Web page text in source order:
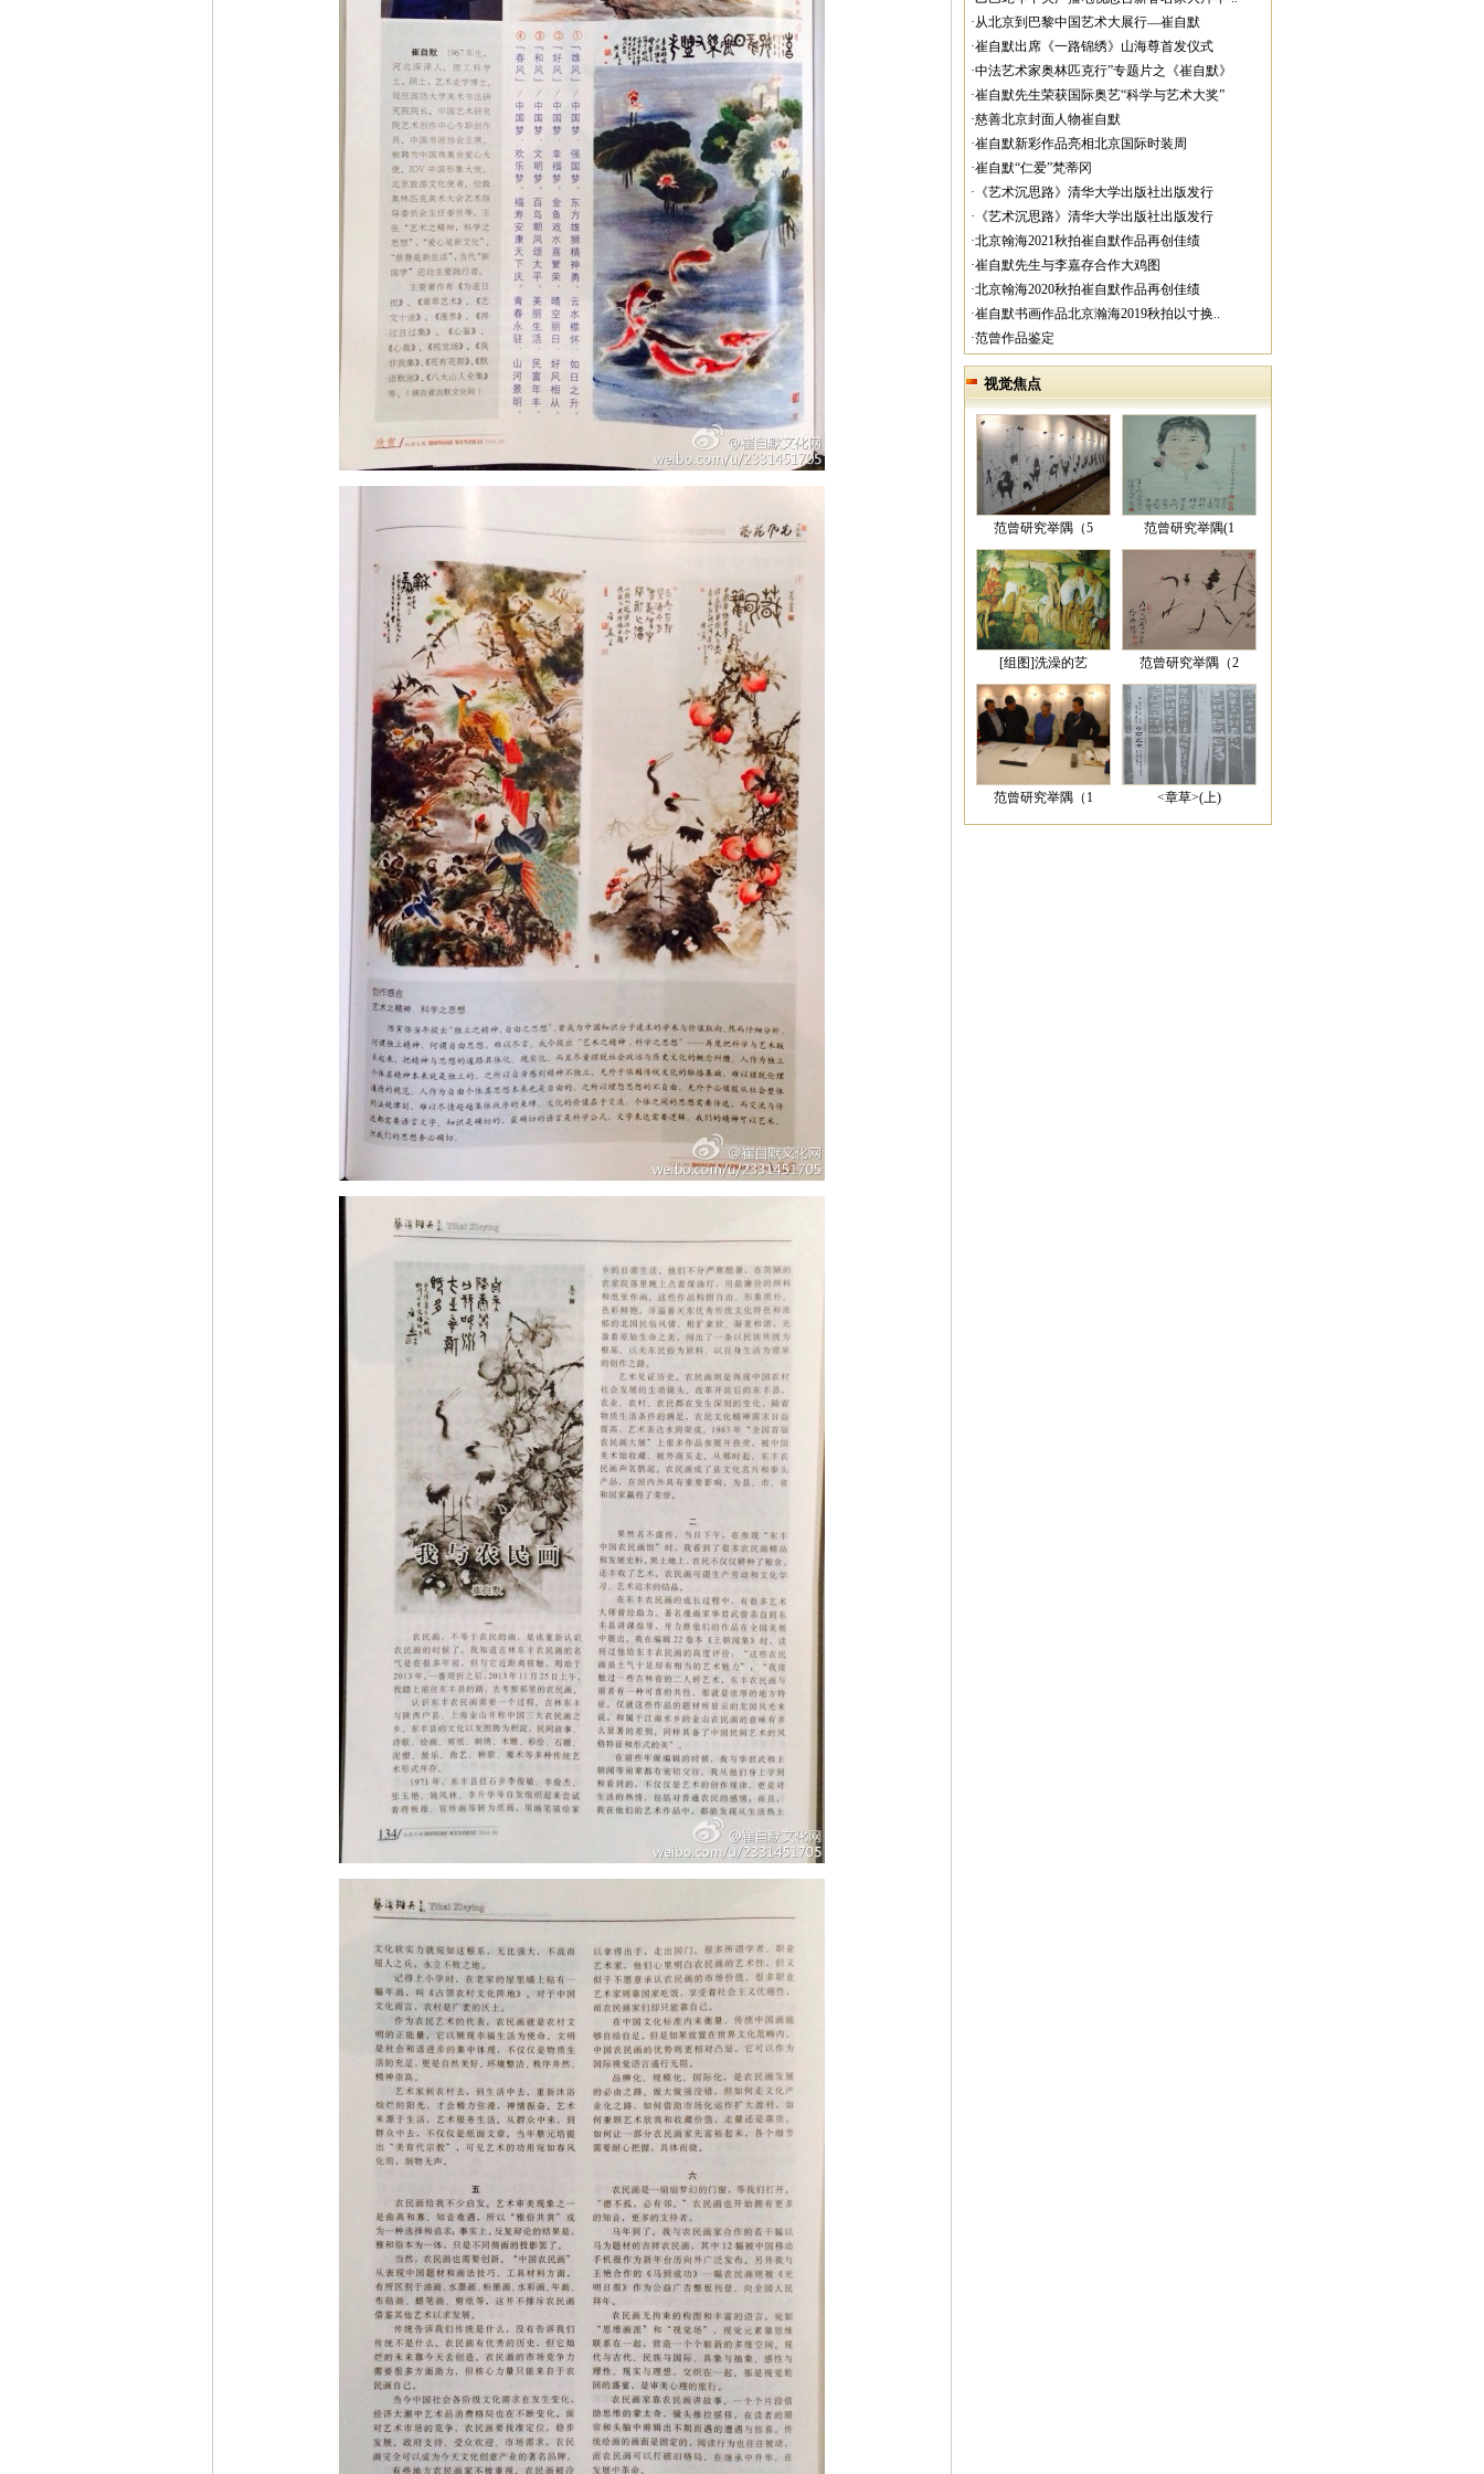
·从北京到巴黎中国艺术大展行—崔自默
·崔自默出席《一路锦绣》山海尊首发仪式
·中法艺术家奥林匹克行”专题片之《崔自默》
·崔自默先生荣获国际奥艺“科学与艺术大奖”
·慈善北京封面人物崔自默
·崔自默新彩作品亮相北京国际时装周
·崔自默“仁爱”梵蒂冈
·《艺术沉思路》清华大学出版社出版发行
·《艺术沉思路》清华大学出版社出版发行
·北京翰海2021秋拍崔自默作品再创佳绩
·崔自默先生与李嘉存合作大鸡图
·北京翰海2020秋拍崔自默作品再创佳绩
·崔自默书画作品北京瀚海2019秋拍以寸换..
·范曾作品鉴定
视觉焦点
范曾研究举隅（5 范曾研究举隅(1
[组图]洗澡的艺 范曾研究举隅（2
范曾研究举隅（1 <章草>(上)